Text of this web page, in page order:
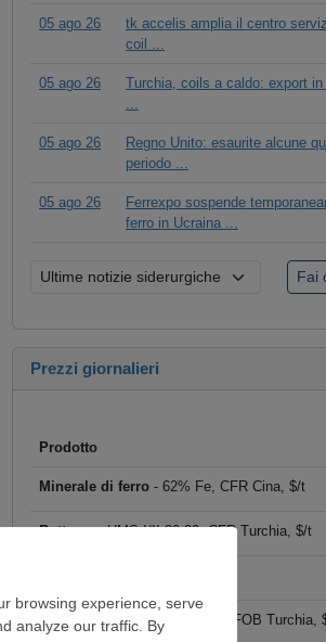
05 ago 26
tk accelis amplia il centro
coil ...
05 ago 26
Turchia, coils a caldo: export
...
05 ago 26
Regno Unito: esaurite alcune
periodo ...
05 ago 26
Ferrexpo sospende
ferro in Ucraina ...
Prezzi giornalieri
Prodotto
Minerale di ferro - 62% Fe, CFR Cina, $/t
Rottame- HMS I/II 80:20, CFR Turchia, $/t
Tondo per cemento armato - FOB Turchia,